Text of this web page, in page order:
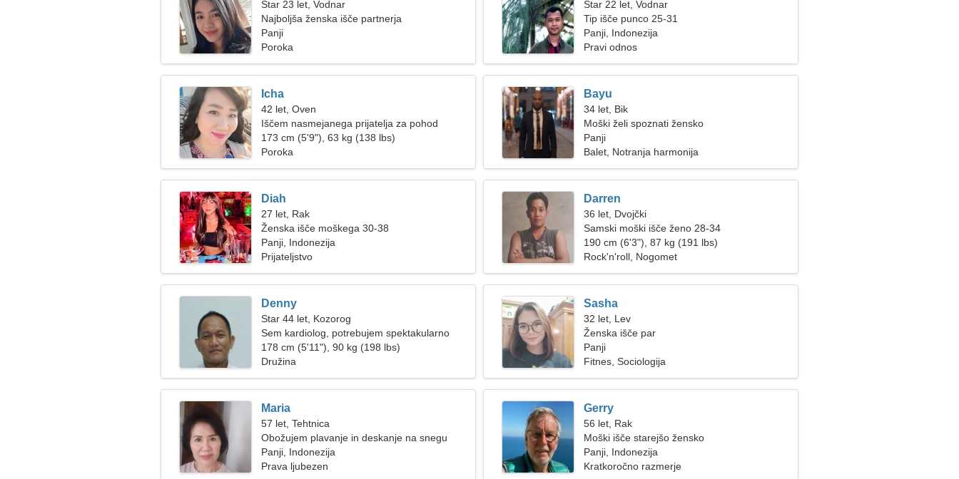
Star 23 let, Vodnar
Najboljša ženska išče partnerja
Panji
Poroka
Star 22 let, Vodnar
Tip išče punco 25-31
Panji, Indonezija
Pravi odnos
Icha
42 let, Oven
Iščem nasmejanega prijatelja za pohod
173 cm (5'9"), 63 kg (138 lbs)
Poroka
Bayu
34 let, Bik
Moški želi spoznati žensko
Panji
Balet, Notranja harmonija
Diah
27 let, Rak
Ženska išče moškega 30-38
Panji, Indonezija
Prijateljstvo
Darren
36 let, Dvojčki
Samski moški išče ženo 28-34
190 cm (6'3"), 87 kg (191 lbs)
Rock'n'roll, Nogomet
Denny
Star 44 let, Kozorog
Sem kardiolog, potrebujem spektakularno
žensko
178 cm (5'11"), 90 kg (198 lbs)
Družina
Sasha
32 let, Lev
Ženska išče par
Panji
Fitnes, Sociologija
Maria
57 let, Tehtnica
Obožujem plavanje in deskanje na snegu
Panji, Indonezija
Prava ljubezen
Gerry
56 let, Rak
Moški išče starejšo žensko
Panji, Indonezija
Kratkoročno razmerje